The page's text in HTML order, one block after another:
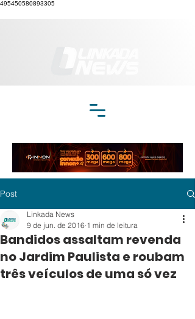
495450580893305
Post
Bandidos assaltam revenda
no Jardim Paulista e roubam
três veículos de uma só vez
Linkada News
9 de jun. de 2016 1 min de leitura